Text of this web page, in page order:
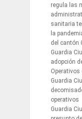
regula las
sanitaria
la
del cantón
Guardia
adopción
Operativos
Guardia
operativos
Guardia